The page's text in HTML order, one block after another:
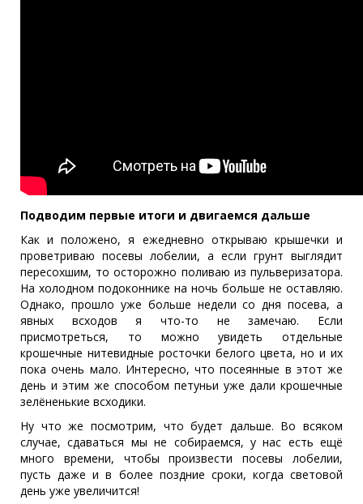
Подводим первые итоги и двигаемся дальше
Как и положено, я ежедневно открываю крышечки и
проветриваю посевы лобелии, а если грунт выглядит
пересохшим, то осторожно поливаю из пульверизатора.
На холодном подоконнике на ночь больше не оставляю.
Однако, прошло уже больше недели со дня посева, а
явных всходов я что-то не замечаю. Если
присмотреться, то можно увидеть отдельные
крошечные нитевидные росточки белого цвета, но и их
пока очень мало. Интересно, что посеянные в этот же
день и этим же способом петуньи уже дали крошечные
зелёненькие всходики.
Ну что же посмотрим, что будет дальше. Во всяком
случае, сдаваться мы не собираемся, у нас есть ещё
много времени, чтобы произвести посевы лобелии,
пусть даже и в более поздние сроки, когда световой
день уже увеличится!